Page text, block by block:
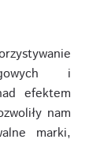
i
efektem
nam
marki,